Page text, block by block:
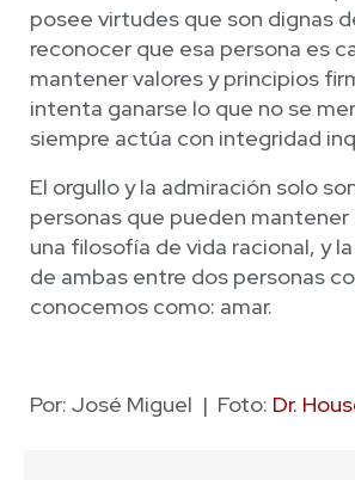
posee virtudes que son dignas
reconocer que esa persona es
mantener valores y principios
intenta ganarse lo que no se
siempre actúa con integridad
El orgullo y la admiración solo
personas que pueden
una filosofía de vida racional, y
de ambas entre dos personas
conocemos como: amar.
Por: José Miguel | Foto: Dr.